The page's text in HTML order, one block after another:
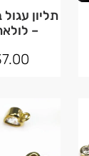
– לולאה